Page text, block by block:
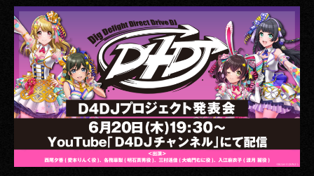
その他事業
2026
2025
2024
2023
PRIVACY POLICY